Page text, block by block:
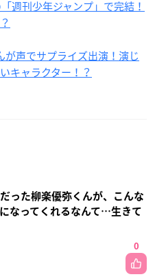
週刊少年ジャンプ」で完結！
が声でサプライズ出演！演じ
キャラクター！？
った柳楽優弥くんが、こんな
なってくれるなんて…生きて
0